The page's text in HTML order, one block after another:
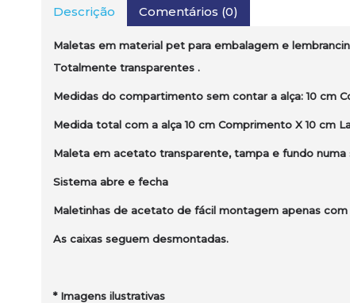
Descrição Comentários (0)
Maletas em material pet para embalagem e
Totalmente transparentes .
Medidas do compartimento sem contar a alça: 10 cm
Medida total com a alça 10 cm Comprimento X 10 cm
Maleta em acetato transparente, tampa e fundo numa
Sistema abre e fecha
Maletinhas de acetato de fácil montagem apenas
As caixas seguem desmontadas.
* Imagens ilustrativas